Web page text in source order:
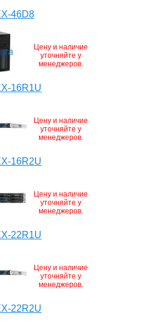
46D8
Цену и наличие
уточняйте у
менеджеров.
16R1U
Цену и наличие
уточняйте у
менеджеров.
16R2U
Цену и наличие
уточняйте у
менеджеров.
22R1U
Цену и наличие
уточняйте у
менеджеров.
22R2U